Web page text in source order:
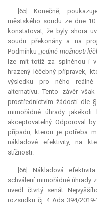
[65] Konečně,
městského soudu ze dne
konstatovat, že byly shora
soudu překonány a na
Podmínku „jediné možnosti
lze mít totiž za splněnou i
hrazený léčebný přípravek,
výsledku pro něho reálně
alternativu. Tento závěr
prostřednictvím žádosti dle
mimořádné úhrady
akceptovatelný. Odporoval
případu, kterou je potřeba
nákladové efektivity, na
stížnosti.
[66] Nákladová
schválení mimořádné úhrady
uvedl čtvrtý senát
rozsudku čj. 4 Ads 394/